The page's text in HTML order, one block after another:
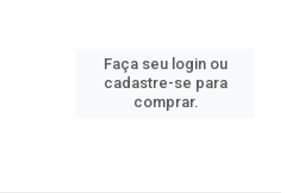
Faça seu login ou
cadastre-se para
comprar.